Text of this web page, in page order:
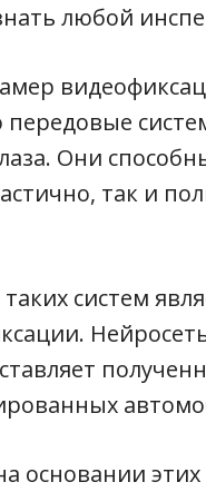
любой
передовые
Они
так и
систем
основании